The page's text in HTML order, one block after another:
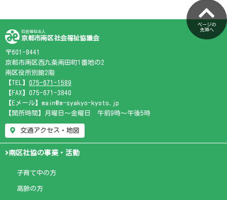
ページの
先頭へ
社会福祉法人
京都市南区社会福祉協議会
〒601-8441
京都市南区西九条南田町1番地の2
南区役所別館2階
【TEL】 075-671-1589
【FAX】075-671-3840
【Eメール】main@m-syakyo-kyoto.jp
【開所時間】月曜日～金曜日 午前9時～午後5時
交通アクセス・地図
南区社協の事業・活動
子育て中の方
高齢の方